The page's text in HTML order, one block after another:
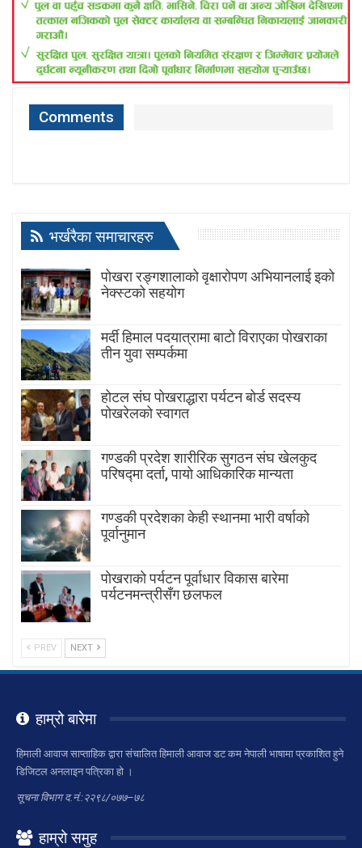
Comments
भर्खरैका समाचारहरु
पोखरा रङ्गशालाको वृक्षारोपण अभियानलाई इको
नेक्स्टको सहयोग
मर्दी हिमाल पदयात्रामा बाटाे विराएका पाेखराका
तीन युवा सम्पर्कमा
होटल संघ पोखराद्धारा पर्यटन बोर्ड सदस्य
पोखरेलको स्वागत
गण्डकी प्रदेश शारीरिक सुगठन संघ खेलकुद
परिषद्मा दर्ता, पायाे आधिकारिक मान्यता
गण्डकी प्रदेशका केही स्थानमा भारी वर्षाको
पूर्वानुमान
पाेखराकाे पर्यटन पूर्वाधार विकास बारेमा
पर्यटनमन्त्रीसँग छलफल
PREV NEXT
हाम्रो बारेमा
हिमाली आवाज साप्ताहिक द्वारा संचालित हिमाली आवाज डट कम नेपाली भाषामा प्रकाशित हुने
डिजिटल अनलाइन पत्रिका हो ।
सूचना विभाग द.नं.:२२९८/०७७–७८
हाम्रो समुह